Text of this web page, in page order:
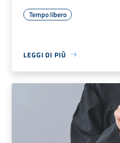
Tempo libero
LEGGI DI PIÙ